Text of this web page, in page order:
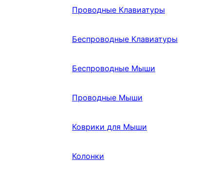
Проводные Клавиатуры
Беспроводные Клавиатуры
Беспроводные Мыши
Проводные Мыши
Коврики для Мыши
Колонки